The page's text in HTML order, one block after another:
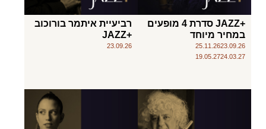
+JAZZ סדרת 4 מופעים
במחיר מיוחד
23.09.26
25.11.26
24.03.27
19.05.27
רביעיית איתמר בורוכוב
+JAZZ
23.09.26